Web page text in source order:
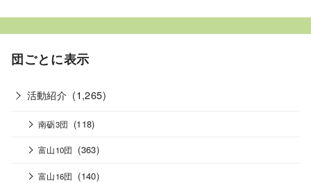
団ごとに表示
活動紹介 (1,265)
南砺3団 (118)
富山10団 (363)
富山16団 (140)